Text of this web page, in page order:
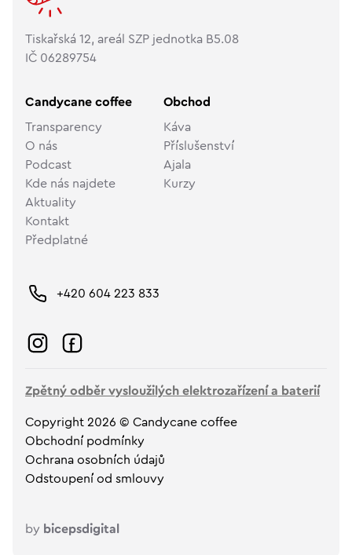
Tiskařská 12, areál SZP jednotka B5.08
IČ 06289754
Candycane coffee
Transparency
O nás
Podcast
Kde nás najdete
Aktuality
Kontakt
Předplatné
Obchod
Káva
Příslušenství
Ajala
Kurzy
+420 604 223 833
Zpětný odběr vysloužilých elektrozařízení a baterií
Copyright 2026 © Candycane coffee
Obchodní podmínky
Ochrana osobních údajů
Odstoupení od smlouvy
by bicepsdigital